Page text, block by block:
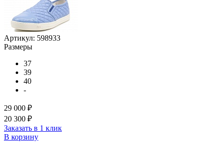
Артикул: 598933
Размеры
37
39
40
-
29 000 ₽
20 300 ₽
Заказать в 1 клик
В корзину